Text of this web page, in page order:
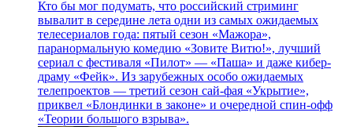
Кто бы мог подумать, что российский стриминг
вывалит в середине лета одни из самых ожидаемых
телесериалов года: пятый сезон «Мажора»,
паранормальную комедию «Зовите Витю!», лучший
сериал с фестиваля «Пилот» — «Паша» и даже кибер-
драму «Фейк». Из зарубежных особо ожидаемых
телепроектов — третий сезон сай-фая «Укрытие»,
приквел «Блондинки в законе» и очередной спин-офф
«Теории большого взрыва».